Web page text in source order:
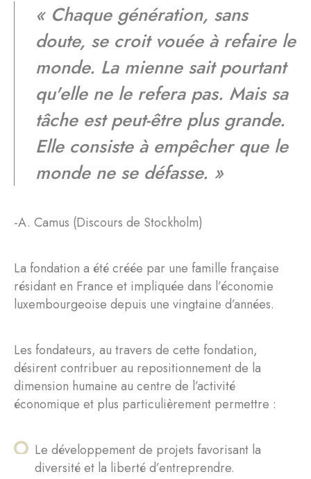
« Chaque génération, sans
doute, se croit vouée à refaire le
monde. La mienne sait pourtant
qu'elle ne le refera pas. Mais sa
tâche est peut-être plus grande.
Elle consiste à empêcher que le
monde ne se défasse. »
-A. Camus (Discours de Stockholm)
La fondation a été créée par une famille française
résidant en France et impliquée dans l’économie
luxembourgeoise depuis une vingtaine d’années.
Les fondateurs, au travers de cette fondation,
désirent contribuer au repositionnement de la
dimension humaine au centre de l’activité
économique et plus particulièrement permettre :
Le développement de projets favorisant la
diversité et la liberté d’entreprendre.